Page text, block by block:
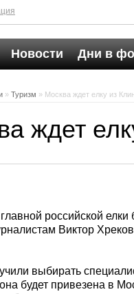
Новости Дни в
» Туризм » Москва ждет елку из
ждет
российской
Виктор
выбирать
будет привезена в